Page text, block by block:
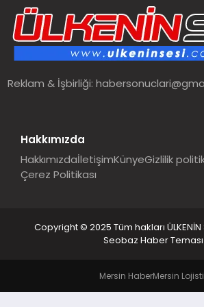
SPOR
MALATYA HABERLERI
Reklam & İşbirliği:
Hakkımızda
HakkımızdaİletişimKünyeGizlilik
Çerez Politikası
Copyright © 2025 Tüm hakları ÜLKENİN
Seobaz Haber Teması
Mersin HaberMersin